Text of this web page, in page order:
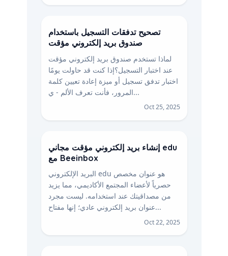
تصحيح تدفقات التسجيل باستخدام
صندوق بريد إلكتروني مؤقت
لماذا تستخدم صندوق بريد إلكتروني مؤقت
عند اختبار التسجيل؟إذا كنت قد حاولت يومًا
اختبار تدفق تسجيل أو ميزة إعادة تعيين كلمة
المرور، فأنت تعرف الألم - ي...
Oct 25, 2025
إنشاء بريد إلكتروني مؤقت مجاني edu
مع Beeinbox
البريد الإلكتروني edu هو عنوان مخصص
حصرياً لأعضاء المجتمع الأكاديمي، مما يزيد
من مصداقيتك عند استخدامه. ليست مجرد
عنوان بريد إلكتروني عادي؛ إنها مفتاح...
Oct 22, 2025